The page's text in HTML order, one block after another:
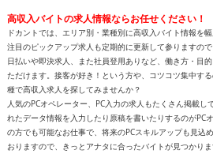
高収入バイトの求人情報ならお任せください！
ドカントでは、エリア別・業種別に高収入バイト情報を幅
注目のピックアップ求人も定期的に更新して参りますの
日払いや即決求人、また社員登用ありなど、働き方・目
ただけます。接客が好き！という方や、コツコツ集中す
種で高収入求人を探してみませんか？
人気のPCオペレーター、PC入力の求人もたくさん掲載し
れたデータ情報を入力したり原稿を書いたりするのがPC
の方でも可能なお仕事で、将来のPCスキルアップも見込
おりますので、きっとアナタに合ったバイトが見つかりま